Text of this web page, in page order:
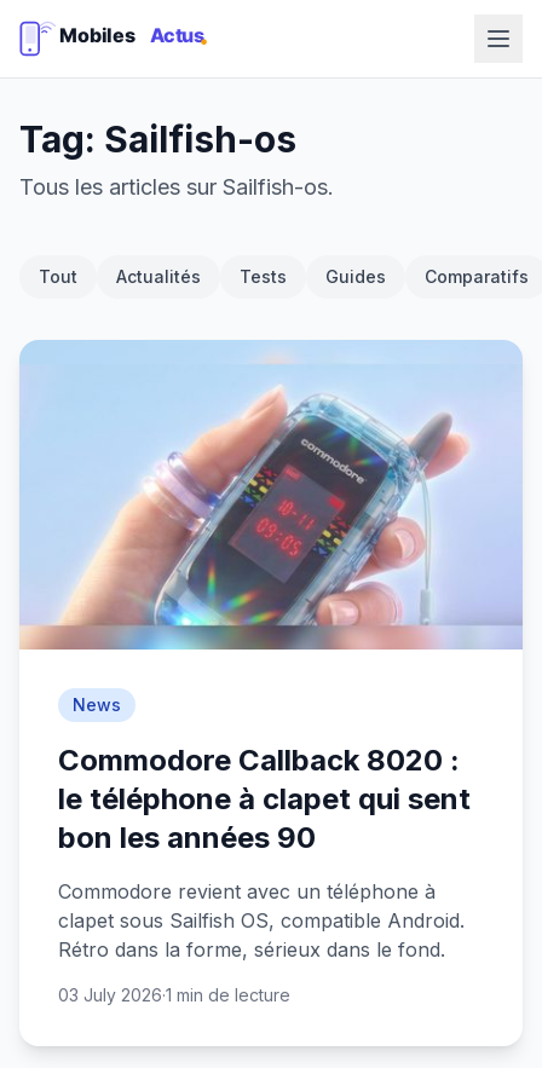
Tag: Sailfish-os
Tous les articles sur Sailfish-os.
Tout Actualités Tests Guides Comparatifs
News
Commodore Callback 8020 :
le téléphone à clapet qui sent
bon les années 90
Commodore revient avec un téléphone à
clapet sous Sailfish OS, compatible Android.
Rétro dans la forme, sérieux dans le fond.
03 July 2026·1 min de lecture